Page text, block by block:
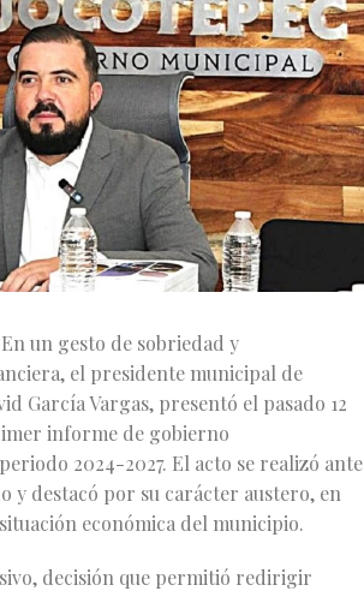
un gesto de sobriedad y
el presidente municipal de
García Vargas, presentó el pasado 12
informe de gobierno
2024-2027. El acto se realizó ante
y destacó por su carácter austero, en
económica del municipio.
decisión que permitió redirigir